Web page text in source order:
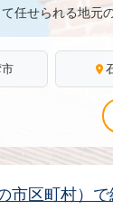
任せられる地元
市区町村）で